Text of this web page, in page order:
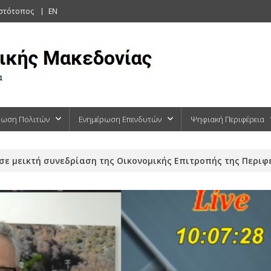
EN
Πολιτών Ενημέρωση Επενδυτών Ψηφιακή Περιφέρεια
μεικτή συνεδρίαση της Οικονομικής Επιτροπής της